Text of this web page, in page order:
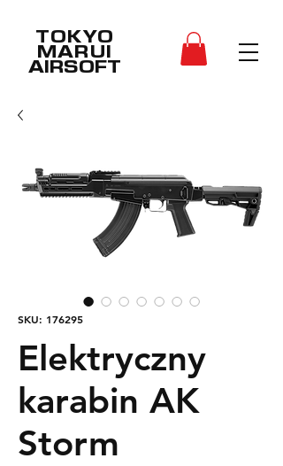
TOKYO
MARUI
AIRSOFT
SKU: 176295
Elektryczny
karabin AK
Storm